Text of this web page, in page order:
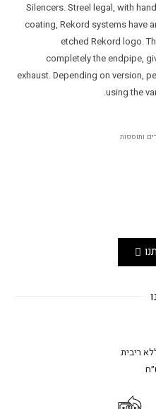
Silencers. Streel legal, with
coating, Rekord systems have
etched Rekord logo.
completely the endpipe,
exhaust. Depending on version,
using the
ותוספות